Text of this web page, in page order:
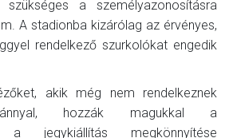
szükséges a személyazonosításra
A stadionba kizárólag az érvényes,
rendelkező szurkolókat engedik
akik még nem rendelkeznek
hozzák magukkal a
a jegykiállítás megkönnyítése